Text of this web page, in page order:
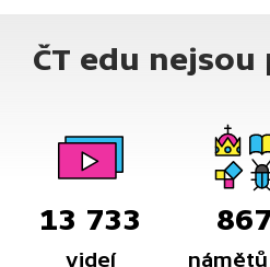
i psychické stránce, a
celé rodiny. Nepříjemné jsou
akci – hašení požáru.
ČT edu
13 733
videí
867